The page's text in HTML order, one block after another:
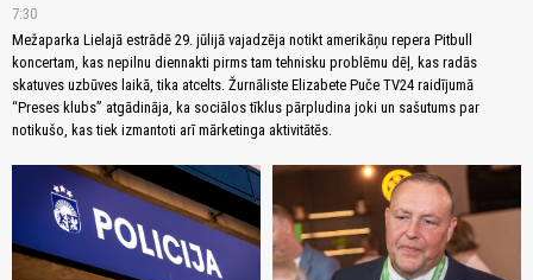
7:30
Mežaparka Lielajā estrādē 29. jūlijā vajadzēja notikt amerikāņu repera Pitbull
koncertam, kas nepilnu diennakti pirms tam tehnisku problēmu dēļ, kas radās
skatuves uzbūves laikā, tika atcelts. Žurnāliste Elizabete Puče TV24 raidījumā
“Preses klubs” atgādināja, ka sociālos tīklus pārpludina joki un sašutums par
notikušo, kas tiek izmantoti arī mārketinga aktivitātēs.